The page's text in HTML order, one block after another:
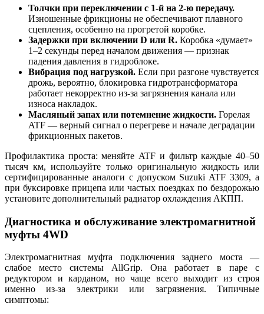
Толчки при переключении с 1-й на 2-ю передачу.
Изношенные фрикционы не обеспечивают плавного
сцепления, особенно на прогретой коробке.
Задержки при включении D или R. Коробка «думает»
1–2 секунды перед началом движения — признак
падения давления в гидроблоке.
Вибрация под нагрузкой. Если при разгоне чувствуется
дрожь, вероятно, блокировка гидротрансформатора
работает некорректно из-за загрязнения канала или
износа накладок.
Масляный запах или потемнение жидкости. Горелая
ATF — верный сигнал о перегреве и начале деградации
фрикционных пакетов.
Профилактика проста: меняйте ATF и фильтр каждые 40–50
тысяч км, используйте только оригинальную жидкость или
сертифицированные аналоги с допуском Suzuki ATF 3309, а
при буксировке прицепа или частых поездках по бездорожью
установите дополнительный радиатор охлаждения АКПП.
Диагностика и обслуживание электромагнитной
муфты 4WD
Электромагнитная муфта подключения заднего моста —
слабое место системы AllGrip. Она работает в паре с
редуктором и карданом, но чаще всего выходит из строя
именно из-за электрики или загрязнения. Типичные
симптомы: